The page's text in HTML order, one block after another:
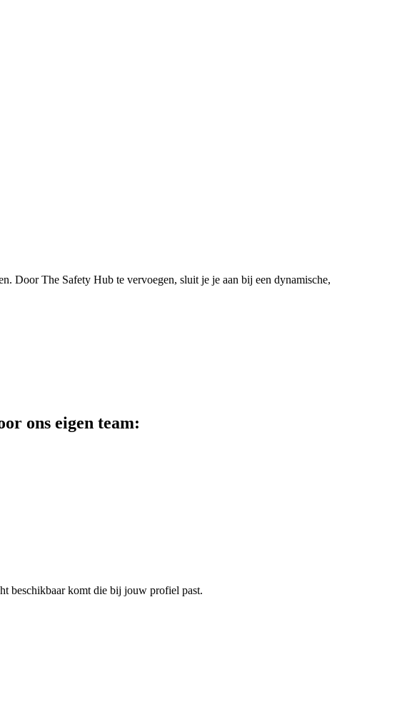
Door The Safety Hub te vervoegen, sluit je je aan bij een dynamische,
ons eigen team:
beschikbaar komt die bij jouw profiel past.